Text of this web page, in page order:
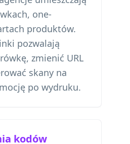
one-
produktów.
pozwalają
zmienić URL
skany na
po wydruku.
kodów